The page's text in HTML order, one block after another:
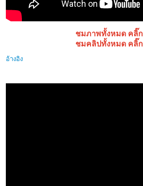
ชมภาพทั้งหมด คลิ๊ก
ชมคลิปทั้งหมด คลิ๊ก
อ้างอิง